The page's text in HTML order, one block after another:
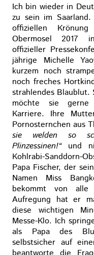
Ich bin wieder in
zu sein im
offiziellen
Obermosel 2017
offizieller
jährige Michelle
kurzem noch
noch freches
strahlendes Blaublut.
möchte sie gerne
Karriere. Ihre
Pornosternchen aus
sie welden so
Plinzessinen!“und
Kohlrabi-Sanddorn-
Papa Fischer, der
Namen Miss
bekommt von
Aufregung hat er
diese wichtigen
Messe-Klo. Ich
als Papa des
selbstsicher auf